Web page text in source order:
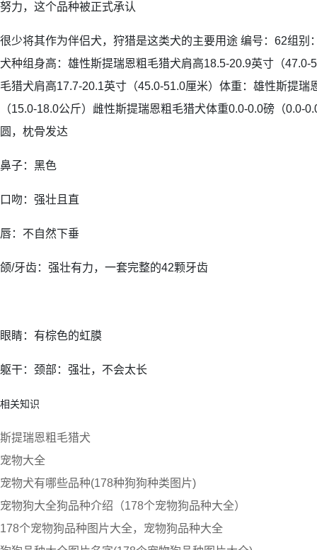
努力，这个品种被正式承认
很少将其作为伴侣犬，狩猎是这类犬的主要用途 编号：62组别
犬种组身高：雄性斯提瑞恩粗毛猎犬肩高18.5-20.9英寸（47.0-
毛猎犬肩高17.7-20.1英寸（45.0-51.0厘米）体重：雄性斯提瑞
（15.0-18.0公斤）雌性斯提瑞恩粗毛猎犬体重0.0-0.0磅（0.0-
圆，枕骨发达
鼻子：黑色
口吻：强壮且直
唇：不自然下垂
颌/牙齿：强壮有力，一套完整的42颗牙齿
眼睛：有棕色的虹膜
躯干：颈部：强壮，不会太长
相关知识
斯提瑞恩粗毛猎犬
宠物大全
宠物犬有哪些品种(178种狗狗种类图片)
宠物狗大全狗品种介绍（178个宠物狗品种大全）
178个宠物狗品种图片大全，宠物狗品种大全